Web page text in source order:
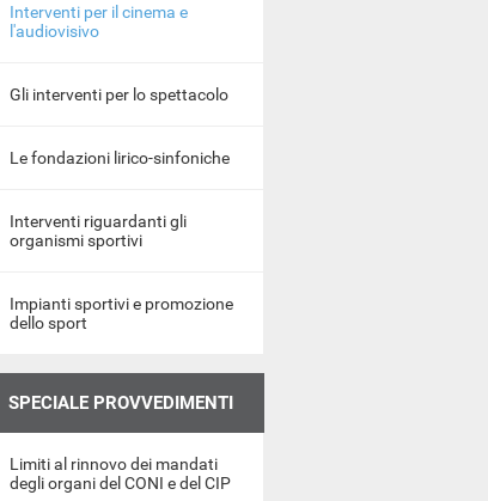
Interventi per il cinema e
l'audiovisivo
Gli interventi per lo spettacolo
Le fondazioni lirico-sinfoniche
Interventi riguardanti gli
organismi sportivi
Impianti sportivi e promozione
dello sport
SPECIALE PROVVEDIMENTI
Limiti al rinnovo dei mandati
degli organi del CONI e del CIP